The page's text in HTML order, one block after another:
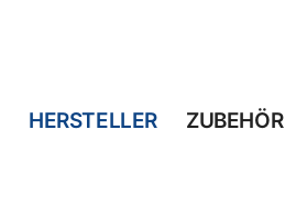
HERSTELLER ZUBEHÖR